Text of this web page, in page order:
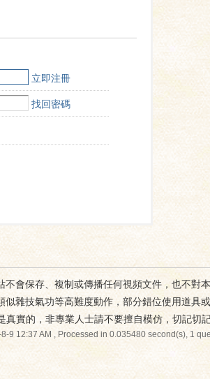
立即注冊
找回密碼
會保存、複制或傳播任何視頻文件，也不對
雜技氣功等高難度動作，部分錯位使用道具
實的，非專業人士請不要擅自模仿，切記切
9 12:37 AM, Processed in 0.035480 second(s), 1